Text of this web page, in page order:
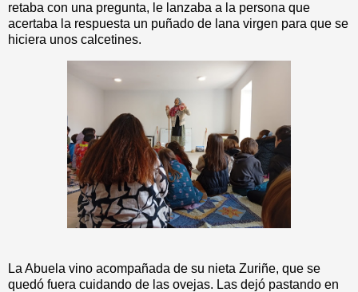
retaba con una pregunta, le lanzaba a la persona que
acertaba la respuesta un puñado de lana virgen para que se
hiciera unos calcetines.
La Abuela vino acompañada de su nieta Zuriñe, que se
quedó fuera cuidando de las ovejas. Las dejó pastando en